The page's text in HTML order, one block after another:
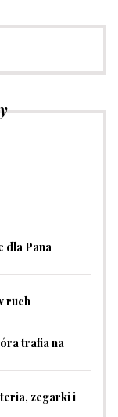
dla Pana
ruch
trafia na
zegarki i